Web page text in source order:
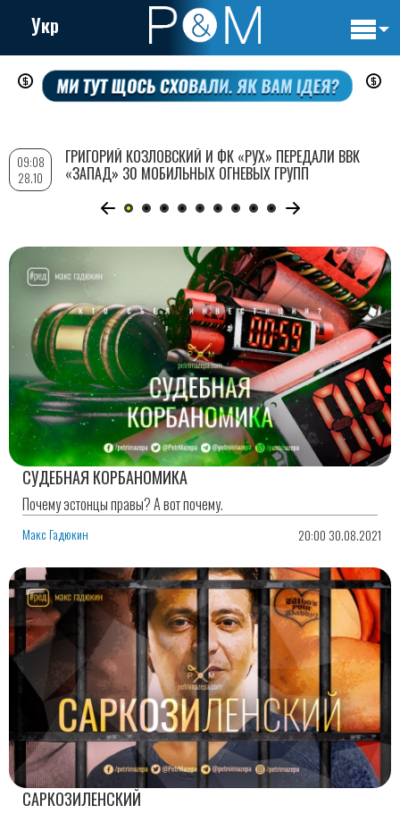
Перейти
содержанию
Укр
СУДЕБНАЯ КОРБАНОМИКА
Почему эстонцы правы? А вот почему.
Макс Гадюкин 20:00 30.08.2021
САРКОЗИЛЕНСКИЙ
09:08
28.10
ГРИГОРИЙ КОЗЛОВСКИЙ И ФК «РУХ» ПЕРЕДАЛИ ВВК
«ЗАПАД» 30 МОБИЛЬНЫХ ОГНЕВЫХ ГРУПП